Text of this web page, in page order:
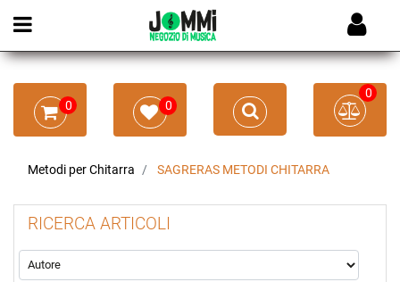
Open menu
0 0
0
Metodi per Chitarra SAGRERAS METODI CHITARRA
RICERCA ARTICOLI
La modifica di un filtro aggiorna automaticamente gli altri